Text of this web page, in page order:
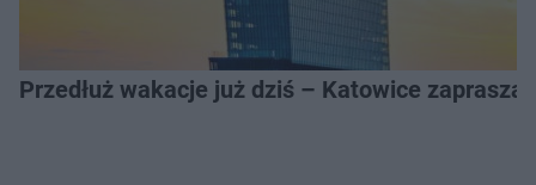
Przedłuż wakacje już dziś – Katowice